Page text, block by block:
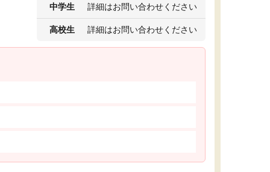
中学生 詳細はお問い合わせください
高校生 詳細はお問い合わせください